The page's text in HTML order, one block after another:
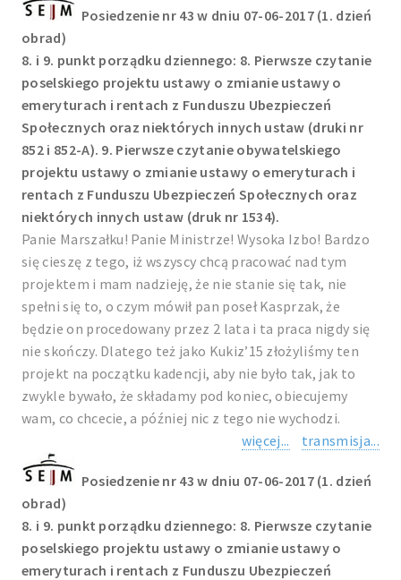
Posiedzenie nr 43 w dniu 07-06-2017 (1. dzień
obrad)
8. i 9. punkt porządku dziennego: 8. Pierwsze czytanie
poselskiego projektu ustawy o zmianie ustawy o
emeryturach i rentach z Funduszu Ubezpieczeń
Społecznych oraz niektórych innych ustaw (druki nr
852 i 852-A). 9. Pierwsze czytanie obywatelskiego
projektu ustawy o zmianie ustawy o emeryturach i
rentach z Funduszu Ubezpieczeń Społecznych oraz
niektórych innych ustaw (druk nr 1534).
Panie Marszałku! Panie Ministrze! Wysoka Izbo! Bardzo
się cieszę z tego, iż wszyscy chcą pracować nad tym
projektem i mam nadzieję, że nie stanie się tak, nie
spełni się to, o czym mówił pan poseł Kasprzak, że
będzie on procedowany przez 2 lata i ta praca nigdy się
nie skończy. Dlatego też jako Kukiz’15 złożyliśmy ten
projekt na początku kadencji, aby nie było tak, jak to
zwykle bywało, że składamy pod koniec, obiecujemy
wam, co chcecie, a później nic z tego nie wychodzi.
więcej...
transmisja...
Posiedzenie nr 43 w dniu 07-06-2017 (1. dzień
obrad)
8. i 9. punkt porządku dziennego: 8. Pierwsze czytanie
poselskiego projektu ustawy o zmianie ustawy o
emeryturach i rentach z Funduszu Ubezpieczeń